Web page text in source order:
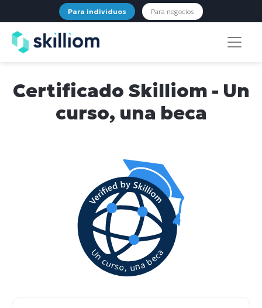
Para individuos Para negocios
Certificado Skilliom - Un
curso, una beca